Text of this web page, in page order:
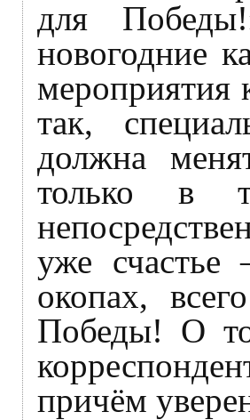
для
новогодние
мероприятия
так,
должна
только в
уже счастье
окопах,
Победы! О
причём